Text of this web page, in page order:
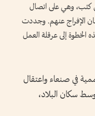
كثب، وهي على اتصال
الإفراج عنهم. وجددت
الخطوة إلى عرقلة العمل
في صنعاء واعتقال
سكان البلاد،